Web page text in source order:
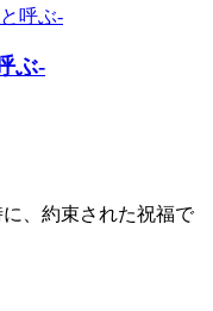
ぶ-
、約束された祝福で